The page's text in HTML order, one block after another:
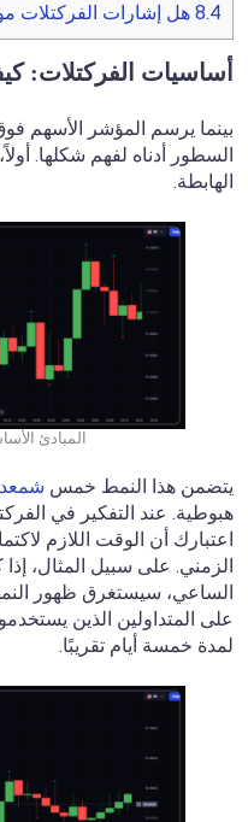
8.4 هل إشارات الفركتلات
أساسيات الفركتلات:
بينما يرسم المؤشر الأسهم
السطور أدناه لفهم شكلها.
الهابطة.
المبادئ
يتضمن هذا النمط خمس
هبوطية. عند التفكير في
اعتبارك أن الوقت اللازم
الزمني. على سبيل المثال،
الساعي، سيستغرق ظهور
على المتداولين الذين
لمدة خمسة أيام تقريبًا.